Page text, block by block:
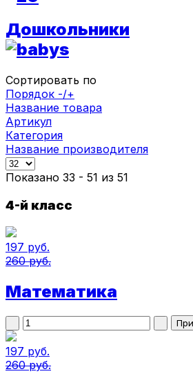
Дошкольники
Сортировать по
Порядок -/+
Название товара
Артикул
Категория
Название производителя
Показано 33 - 51 из 51
4-й класс
197 руб.
260 руб.
Математика
197 руб.
260 руб.